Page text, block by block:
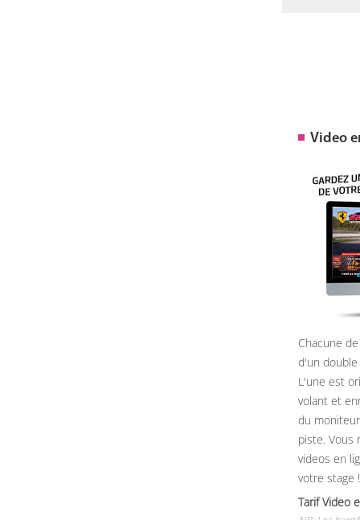
Video
Chacune
d'un
L'une est
volant et
du
piste. Vous
videos en
votre stage !
Tarif Video